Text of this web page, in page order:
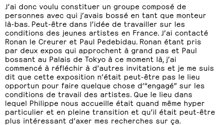
J’ai donc voulu constituer un groupe composé de
personnes avec qui j’avais bossé en tant que monteur
là-bas. Peut-être dans l’idée de travailler sur les
conditions des jeunes artistes en France. J’ai contacté
Ronan le Creurer et Paul Pedebidau. Ronan étant pris
par deux expos qui approchent à grand pas et Paul
bossant au Palais de Tokyo à ce moment là, j’ai
commencé à réfléchir à d’autres invitations et je me suis
dit que cette exposition n’était peut-être pas le lieu
opportun pour faire quelque chose d‘“engagé” sur les
conditions de travail des artistes. Que le lieu dans
lequel Philippe nous accueille était quand même hyper
particulier et en pleine transition et qu’il était peut-être
plus intéressant d’axer mes recherches sur ça.